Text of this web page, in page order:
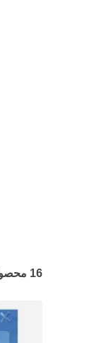
16 محصولات مشابه در شاخه های مختلف: